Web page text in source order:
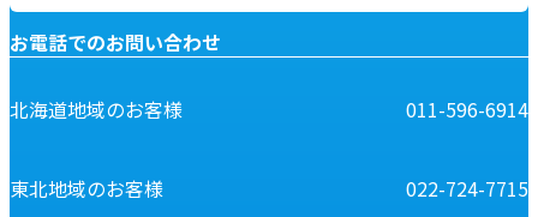
お電話でのお問い合わせ
北海道地域のお客様 011-596-6914
東北地域のお客様 022-724-7715